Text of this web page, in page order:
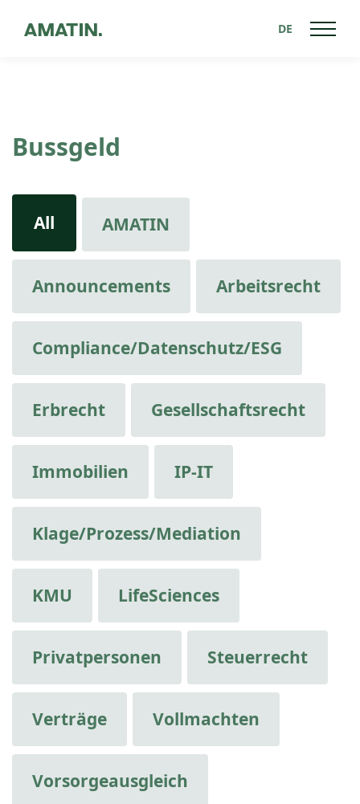
DE
Bussgeld
All AMATIN
Announcements Arbeitsrecht
Compliance/Datenschutz/ESG
Erbrecht Gesellschaftsrecht
Immobilien IP-IT
Klage/Prozess/Mediation
KMU LifeSciences
Privatpersonen Steuerrecht
Verträge Vollmachten
Vorsorgeausgleich